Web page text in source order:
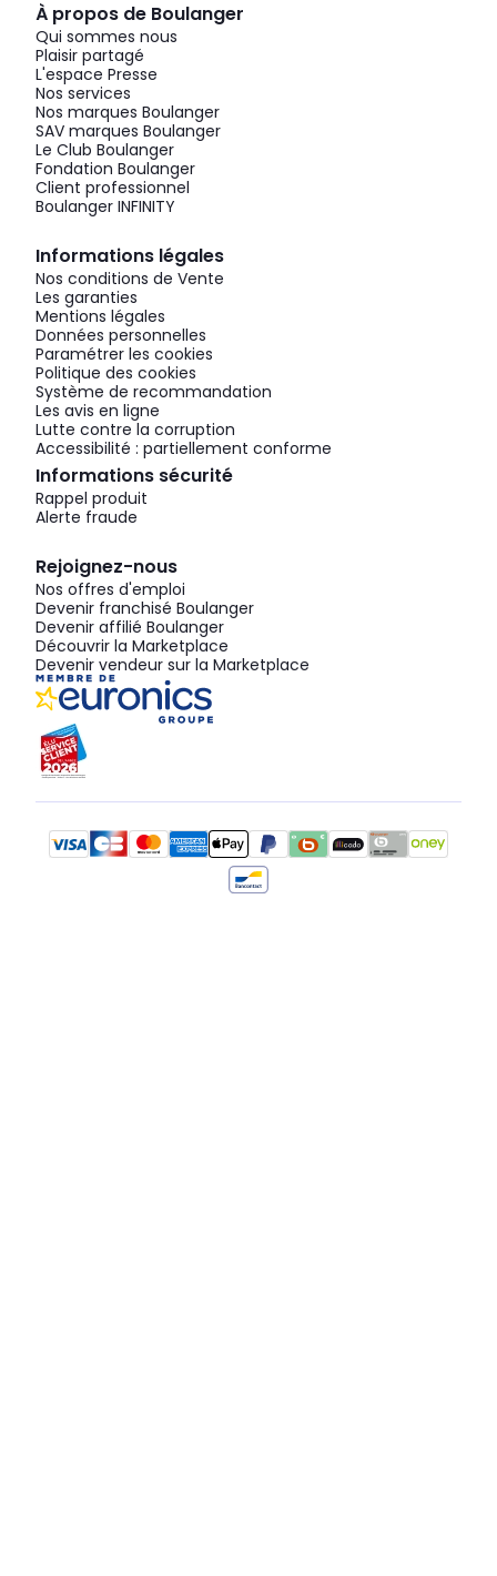
À propos de Boulanger
Qui sommes nous
Plaisir partagé
L'espace Presse
Nos services
Nos marques Boulanger
SAV marques Boulanger
Le Club Boulanger
Fondation Boulanger
Client professionnel
Boulanger INFINITY
Informations légales
Nos conditions de Vente
Les garanties
Mentions légales
Données personnelles
Paramétrer les cookies
Politique des cookies
Système de recommandation
Les avis en ligne
Lutte contre la corruption
Accessibilité : partiellement conforme
Informations sécurité
Rappel produit
Alerte fraude
Rejoignez-nous
Nos offres d'emploi
Devenir franchisé Boulanger
Devenir affilié Boulanger
Découvrir la Marketplace
Devenir vendeur sur la Marketplace